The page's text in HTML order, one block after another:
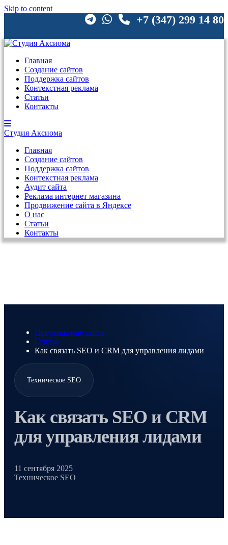
Skip to content
+7 (347) 299 14 80
Главная
Создание сайтов
Поддержка сайтов
Контекстная реклама
Статьи
Контакты
Студия Аксиома
Главная
Создание сайтов
Поддержка сайтов
Контекстная реклама
Аудит сайта
Реклама интернет магазина
Продвижение сайта в Яндексе
О нас
Статьи
Контакты
Продвижение сайта
Статьи
Как связать SEO и CRM для управления лидами
Техническое SEO
Как связать SEO и CRM
для управления лидами
11 сентября 2025
Техническое SEO